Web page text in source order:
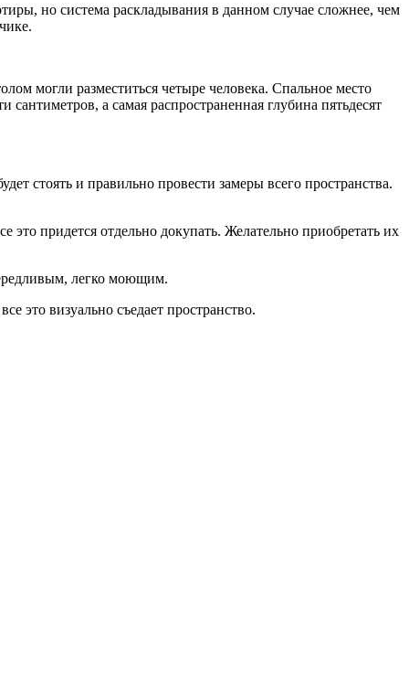
но система раскладывания в данном случае сложнее, чем
могли разместиться четыре человека. Спальное место
а самая распространенная глубина пятьдесят
стоять и правильно провести замеры всего пространства.
придется отдельно докупать. Желательно приобретать их
легко моющим.
это визуально съедает пространство.